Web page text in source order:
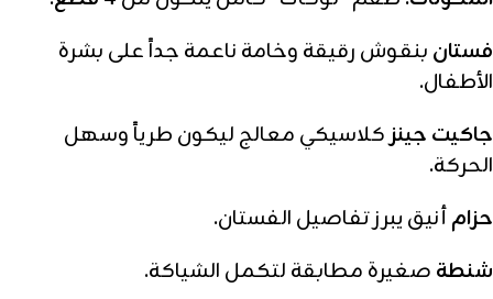
فستان بنقوش رقيقة وخامة ناعمة جداً على بشرة
الأطفال.
جاكيت جينزكلاسيكي معالج ليكون طرياً وسهل
الحركة.
حزامأنيق يبرز تفاصيل الفستان.
شنطة صغيرة مطابقة لتكمل الشياكة.